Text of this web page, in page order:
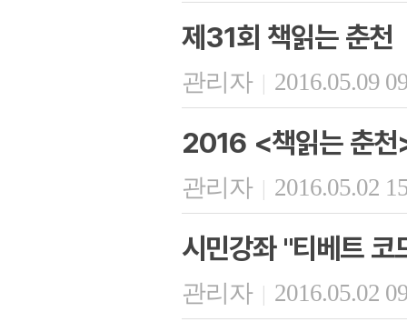
제31회 책읽는 춘천
관리자 | 2016.05.09
2016 <책읽는 춘천
관리자 | 2016.05.02
시민강좌 "티베트
관리자 | 2016.05.02